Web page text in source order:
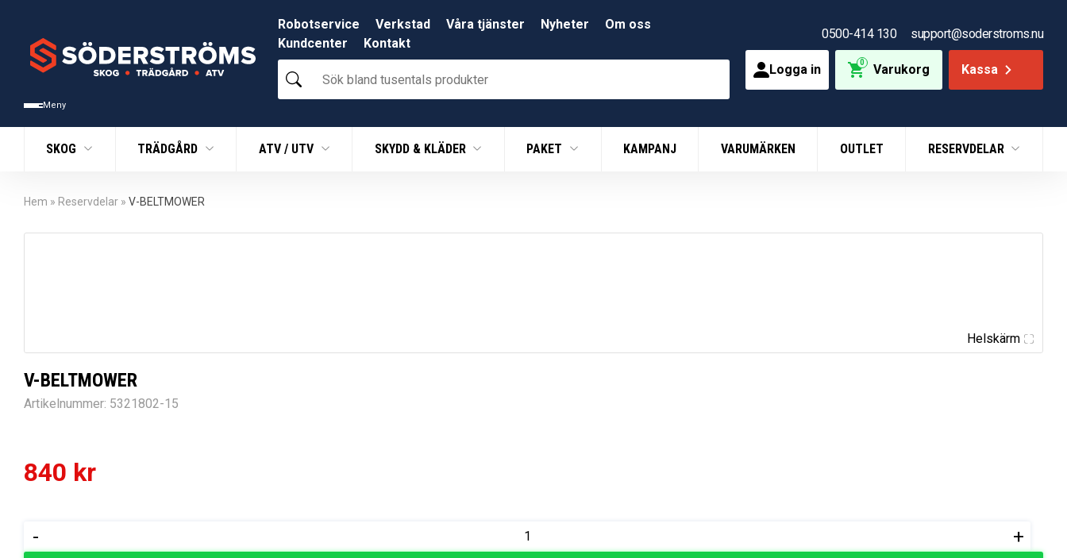
Meny
Robotservice Verkstad Våra tjänster Nyheter
Om oss
Kundcenter
Kontakt
Sök
bland
produkter
0500-414 130 support@soderstroms.nu
Logga in 0 Varukorg Kassa
SKOG TRÄDGÅRD ATV / UTV SKYDD & KLÄDER PAKET KAMPANJ VARUMÄRKEN OUTLET RESERVDELAR
Hem » Reservdelar » V-BELTMOWER
Helskärm
V-BELTMOWER
Artikelnummer: 5321802-15
840 kr
-
BELTMOWER
+